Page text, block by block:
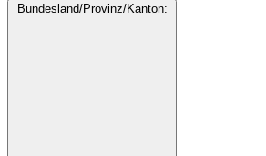
Bundesland/Provinz/Kanton: